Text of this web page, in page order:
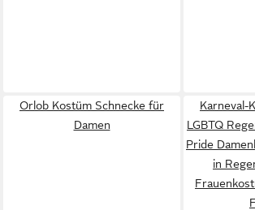
Orlob Kostüm Schnecke für
Damen
Karneval-
LGBTQ
Pride
in